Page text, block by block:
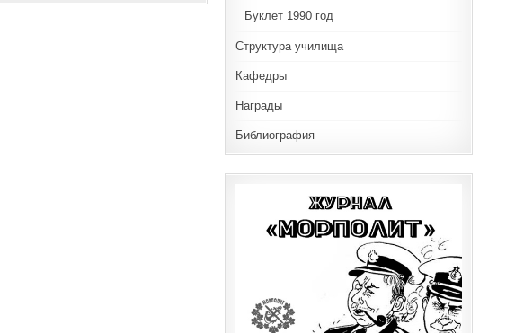
Буклет 1990 год
Структура училища
Кафедры
Награды
Библиография